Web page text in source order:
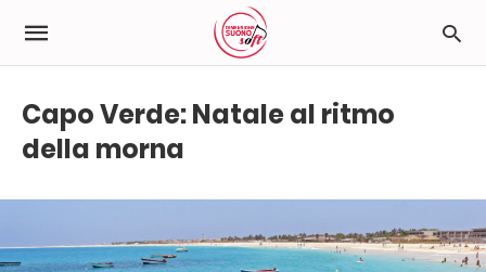
Capo Verde: Natale al ritmo
della morna